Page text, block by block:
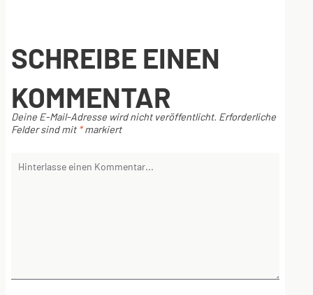
SCHREIBE EINEN
KOMMENTAR
Deine E-Mail-Adresse wird nicht veröffentlicht. Erforderliche
Felder sind mit *markiert